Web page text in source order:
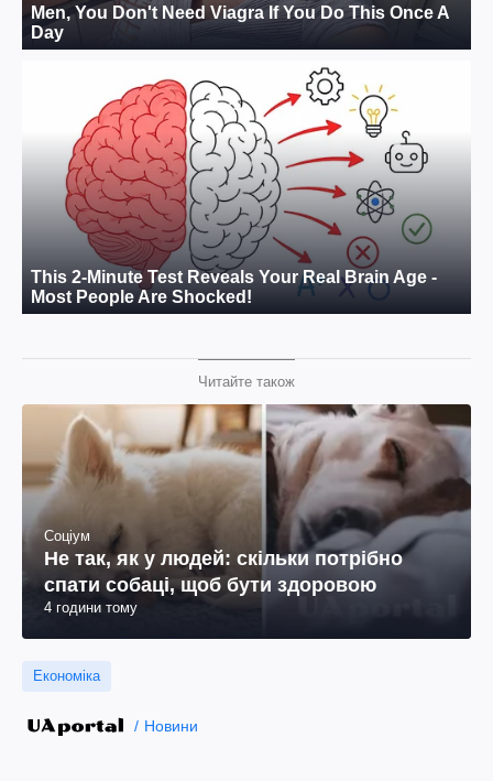
Читайте також
Соціум
Не так, як у людей: скільки потрібно
спати собаці, щоб бути здоровою
4 години тому
Економіка
Новини